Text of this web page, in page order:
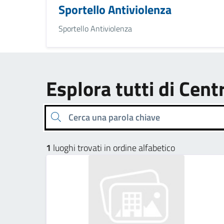
Sportello Antiviolenza
Sportello Antiviolenza
Esplora tutti di
Cerca una parola chiave
1 luoghi trovati in ordine alfabetico